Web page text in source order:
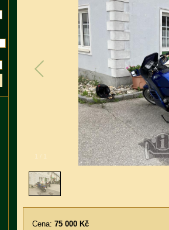
/
Cena: 75 000 Kč